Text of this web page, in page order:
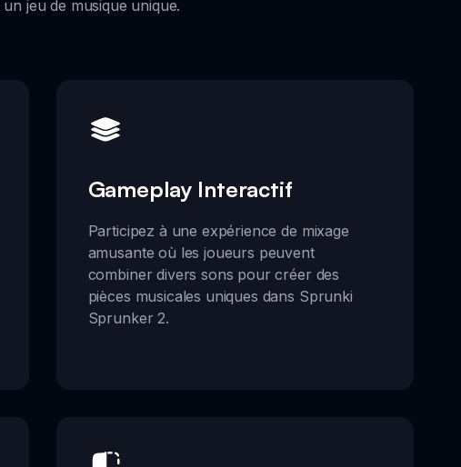
jeu de musique unique.
Gameplay Interactif
Participez à une expérience de mixage
amusante où les joueurs peuvent
combiner divers sons pour créer des
pièces musicales uniques dans Sprunki
Sprunker 2.